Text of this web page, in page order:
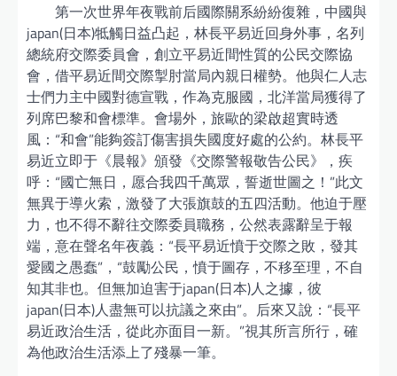
第一次世界年夜戰前后國際關系紛紛復雜，中國與
japan(日本)牴觸日益凸起，林長平易近回身外事，名列
總統府交際委員會，創立平易近間性質的公民交際協
會，借平易近間交際掣肘當局內親日權勢。他與仁人志
士們力主中國對德宣戰，作為克服國，北洋當局獲得了
列席巴黎和會標準。會場外，旅歐的梁啟超實時透
風：“和會”能夠簽訂傷害損失國度好處的公約。林長平
易近立即于《晨報》頒發《交際警報敬告公民》，疾
呼：“國亡無日，愿合我四千萬眾，誓逝世圖之！”此文
無異于導火索，激發了大張旗鼓的五四活動。他迫于壓
力，也不得不辭往交際委員職務，公然表露辭呈于報
端，意在聲名年夜義：“長平易近憤于交際之敗，發其
愛國之愚蠢”，“鼓勵公民，憤于圖存，不移至理，不自
知其非也。但無加迫害于japan(日本)人之據，彼
japan(日本)人盡無可以抗議之來由”。后來又說：“長平
易近政治生活，從此亦面目一新。”視其所言所行，確
為他政治生活添上了殘暴一筆。